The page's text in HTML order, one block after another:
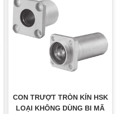
CON TRƯỢT TRÒN KÍN HSK
LOẠI KHÔNG DÙNG BI MÃ